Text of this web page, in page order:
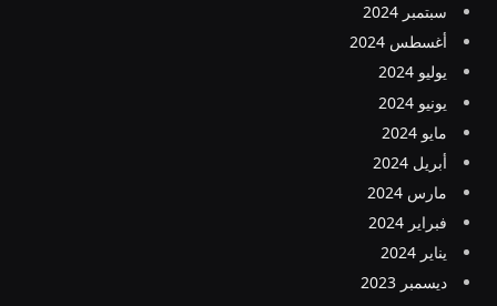
سبتمبر 2024
أغسطس 2024
يوليو 2024
يونيو 2024
مايو 2024
أبريل 2024
مارس 2024
فبراير 2024
يناير 2024
ديسمبر 2023